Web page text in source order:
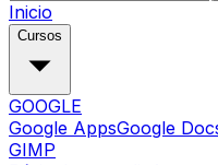
Inicio
Cursos
GOOGLE
Google AppsGoogle
GIMP